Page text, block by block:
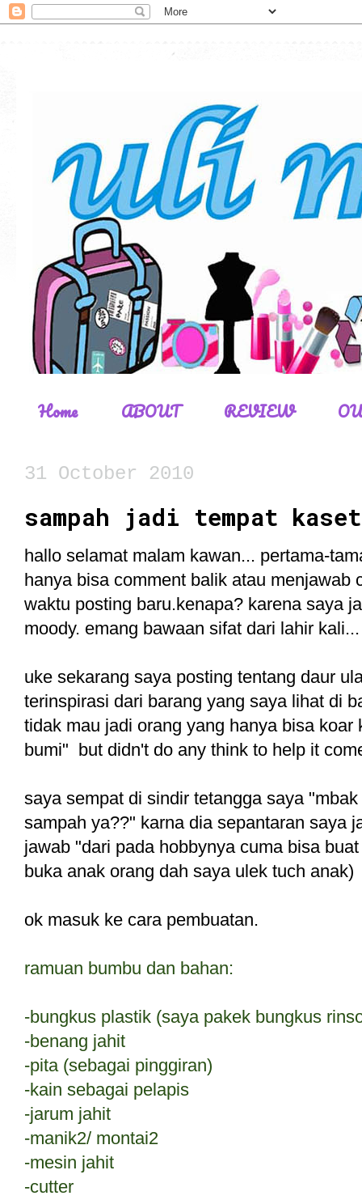
Home ABOUT REVIEW
31 October 2010
sampah jadi tempat kaset
hallo selamat malam kawan... pertama-
hanya bisa comment balik atau menjawab
waktu posting baru.kenapa? karena saya
moody. emang bawaan sifat dari lahir kali...
uke sekarang saya posting tentang daur
terinspirasi dari barang yang saya lihat di
tidak mau jadi orang yang hanya bisa
bumi" but didn't do any think to help it
saya sempat di sindir tetangga saya
sampah ya??" karna dia sepantaran saya
jawab "dari pada hobbynya cuma bisa
buka anak orang dah saya ulek tuch anak)
ok masuk ke cara pembuatan.
ramuan bumbu dan bahan:
-bungkus plastik (saya pakek bungkus
-benang jahit
-pita (sebagai pinggiran)
-kain sebagai pelapis
-jarum jahit
-manik2/ montai2
-mesin jahit
-cutter